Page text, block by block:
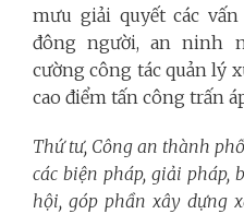
mưu giải quyết các
đông người, an ninh
cường công tác quản lý
cao điểm tấn công trấn
Thứ tư, Công an thành
các biện pháp, giải pháp,
hội, góp phần xây dựng